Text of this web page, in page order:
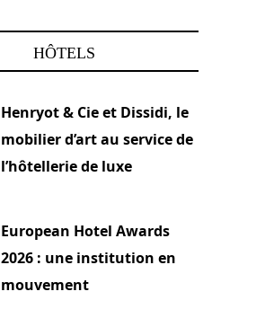
HÔTELS
Henryot & Cie et Dissidi, le
mobilier d’art au service de
l’hôtellerie de luxe
European Hotel Awards
2026 : une institution en
mouvement